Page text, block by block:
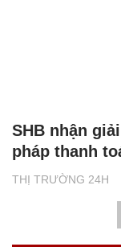
THỊ TRƯỜNG 24H
SHB nhận
pháp thanh